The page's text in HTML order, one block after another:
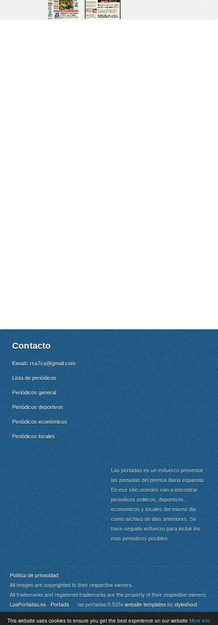
This website uses cookies to ensure you get the best experience on our website More info
Contacto
Email: rsa7ca@gmail.com
Lista de periódicos
Periódicos general
Periódicos deportivos
Periódicos económicos
Periódicos locales
Las portadas es un esfuerzo presentar
las portadas del prensa diaria espanola.
En ese sitio ustedes van a encontrar
periodicos politicos, deportivos,
economicos y locales del mismo dia
como archivo de dias anteriores. Se
hace seguido esfuerzo para incluir los
mas periodicos posibles.
Política de privacidad
All images are copyrighted to their respective owners.
All trademarks and registered trademarks are the property of their respective owners.
LasPortadas.es - Portada las portadas 0.535swebsite templates by styleshout